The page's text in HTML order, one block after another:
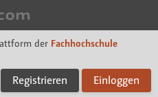
der Fachhochschule
Registrieren Einloggen